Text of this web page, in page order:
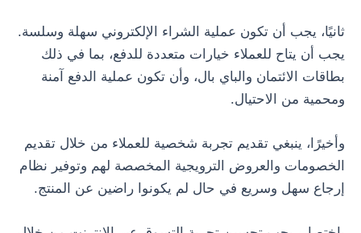
ثانيًا، يجب أن تكون عملية الشراء الإلكتروني سهلة وسلسة.
يجب أن يتاح للعملاء خيارات متعددة للدفع، بما في ذلك
بطاقات الائتمان والباي بال، وأن تكون عملية الدفع آمنة
ومحمية من الاحتيال.
وأخيرًا، ينبغي تقديم تجربة شخصية للعملاء من خلال تقديم
الخصومات والعروض الترويجية المخصصة لهم وتوفير نظام
إرجاع سهل وسريع في حال لم يكونوا راضين عن المنتج.